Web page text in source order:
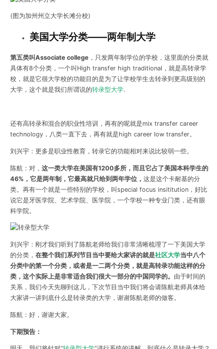
(图为加州州立大学长滩分校)
美国大学分类——两年制大学
第五类叫Associate college ，只发两年制学位的学校，这里面的分类就
具体有8个分类，一个叫High transfer high traditional，就是高转录学
校，就是它很大学校的功能目的是为了让学校学生去转录到更高级别的
大学，这个就是我们所谓说的转录型大学.
还有高转录和混合的职业性培训，再有的呢就是mix transfer career
technology，八类一直下去，再有就是high career low transfer。
刘兴宇：更多是职业性教育，转录它的功能相对来说比较弱一些。
陈航：对， 这一类大学在美国有1200多所，而且它占了美国本科学生的
46%，它是两年制，它最高就只给到两年学位， 这是这个卡耐基的分
类。再有一个就是一些特别的学校，叫special focus insititution，好比
说它是牙医学院、艺术学院、医学院，一个学校一种专业门类，还有眼
科学院。
刘兴宇：刚才我们听到了陈航老师给我们非常清晰梳理了一下美国大学
的分类， 在整个我们系列节目当中要给大家讲的就是社区大学当中八个
分类中的第一个分类，或者是一二两个分类，就是高转录功能这样的分
类，这个实际上是非常适合我们很大一部分的中国同学的。 由于时间的
关系，我们今天先聊到这儿，下次节目当中我们将会请陈航老师具体给
大家讲一讲到底什么是转录类的大学，谢谢陈航老师的做客。
陈航：好，谢谢大家。
下期预告：